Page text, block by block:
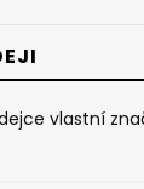
vlastní